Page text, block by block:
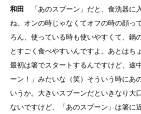
和田
「あのスプーン」だと、食洗器に
ね。オンの時じゃなくてオフの時の顔っ
ろん、使っている時も使いやすくて、鍋
とすごく食べやすいんですよ。あとはち
最初は箸でスタートするんですけど、途
ーン！」みたいな（笑）そういう時にあ
いうか。大きいスプーンだといきなり大
ないですけど、「あのスプーン」は箸に